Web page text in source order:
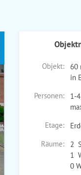
Objekt:
60
in
Personen:
1-
Etage:
Räume:
2
1
0